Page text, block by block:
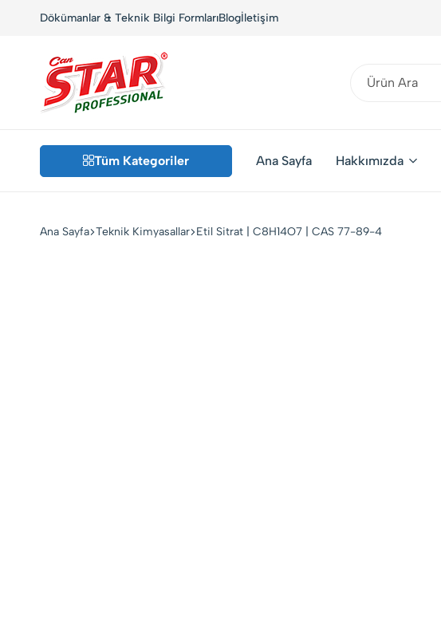
Dökümanlar & Teknik Bilgi FormlarıBlogİletişim
Endüstriyel
Hijyen
Deterjan,
Özel
Çözümler
Tüm Kategoriler Ana Sayfa Hakkımızda
Ana Sayfa Teknik Kimyasallar Etil Sitrat | C8H14O7 | CAS 77-89-4